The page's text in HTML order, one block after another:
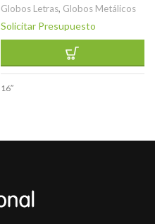
Globos Letras, Globos Metálicos
Solicitar Presupuesto
16″